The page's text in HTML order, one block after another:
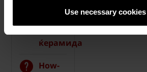
Use necessary
Бесплатен
ќерамида
How-